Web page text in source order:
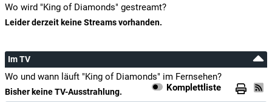
Wo wird "King of Diamonds" gestreamt?
Leider derzeit keine Streams vorhanden.
Im TV
Wo und wann läuft "King of Diamonds" im Fernsehen?
Komplettliste
Bisher keine TV-Ausstrahlung.